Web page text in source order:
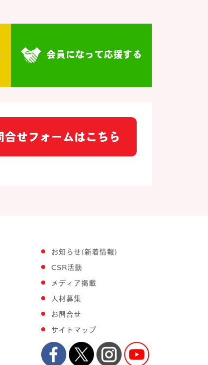
会員になって応援する
合せフォームはこちら
お知らせ(新着情報)
CSR活動
メディア掲載
人材募集
お問合せ
サイトマップ